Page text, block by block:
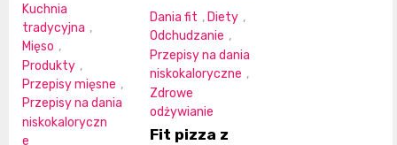
Kuchnia
tradycyjna ,
Mięso ,
Produkty ,
Przepisy mięsne ,
Przepisy na dania
niskokaloryczn
e
Dania fit , Diety ,
Odchudzanie ,
Przepisy na dania
niskokaloryczne ,
Zdrowe
odżywianie
Fit pizza z